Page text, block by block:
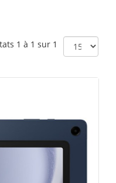
1 à 1 sur 1